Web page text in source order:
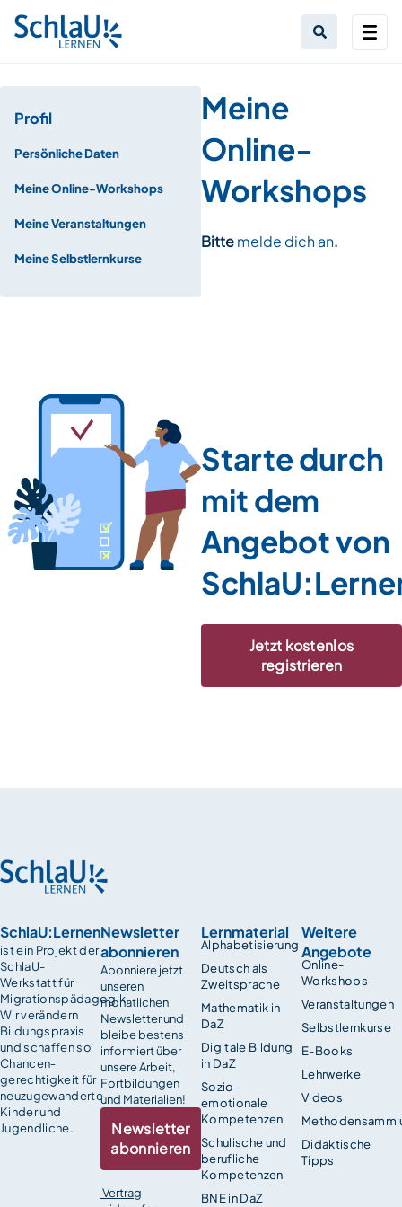
Profil
Persönliche Daten
Meine Online-Workshops
Meine Veranstaltungen
Meine Selbstlernkurse
Meine
Online-
Workshops
Bittemelde dich an.
Starte durch
mit dem
Angebot von
Jetzt kostenlos
registrieren
SchlaU:Lernen
ist ein Projekt der
SchlaU-
Werkstatt für
Migrationspädagogik.
Wir verändern
Bildungspraxis
und schaffen so
Chancen­
gerechtigkeit für
neuzugewanderte
Kinder und
Jugendliche.
Lernmaterial
Alphabetisierung
Deutsch als
Zweitsprache
Mathematik in
DaZ
Digitale Bildung
in DaZ
Sozio-
emotionale
Kompetenzen
Schulische und
berufliche
Kompetenzen
BNE in DaZ
Weitere
Angebote
Online-
Workshops
Veranstaltungen
Selbstlernkurse
E-Books
Lehrwerke
Videos
Didaktische
Tipps
Newsletter
abonnieren
Abonniere jetzt
unseren
monatlichen
Newsletter und
bleibe bestens
informiert über
unsere Arbeit,
Fortbildungen
und Materialien!
Newsletter
abonnieren
Vertrag